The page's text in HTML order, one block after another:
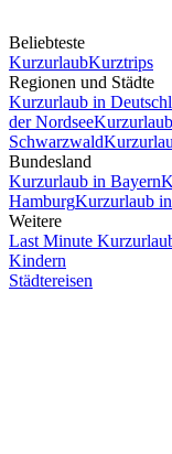
Beliebteste
KurzurlaubKurztrips
Regionen und Städte
Kurzurlaub in
der Nordsee
Schwarzwald
Bundesland
Kurzurlaub in Bayern
HamburgKurzurlaub
Weitere
Last Minute
Kindern
Städtereisen